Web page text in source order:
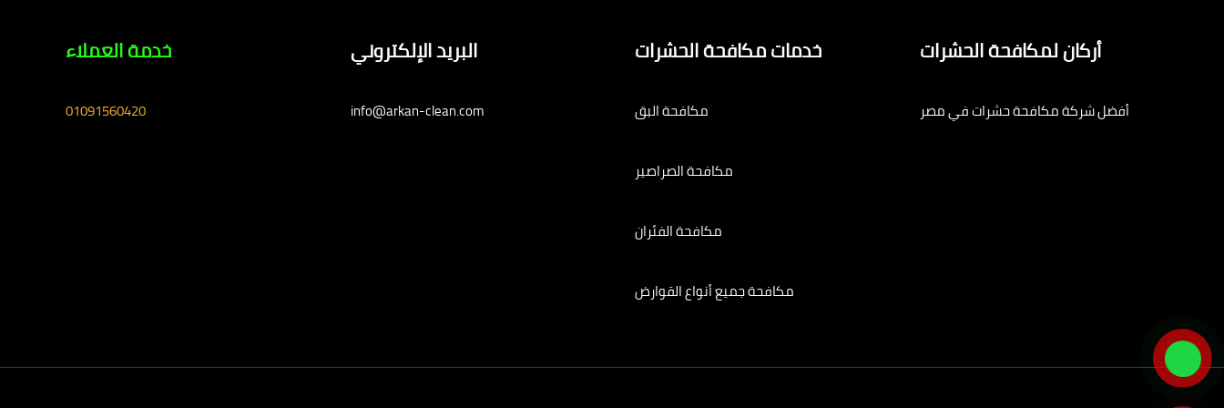
أركان لمكافحة الحشرات
أفضل شركة مكافحة حشرات في مصر
خدمات مكافحة الحشرات
مكافحة البق
مكافحة الصراصير
مكافحة الفئران
مكافحة جميع أنواع القوارض
البريد الإلكتروني
info@arkan-clean.com
خدمة العملاء
01091560420